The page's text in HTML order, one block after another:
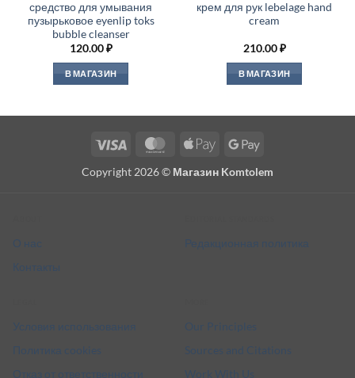
средство для умывания
пузырьковое eyenlip toks
bubble cleanser
120.00₽
В МАГАЗИН
крем для рук lebelage hand
cream
210.00₽
В МАГАЗИН
Visa MasterCardApple
Google
Copyright 2026 © Магазин Komtolem
О нас
Контакты
Редакционная политика
Условия использования
Политика cookies
Отказ от ответственности
Our Principles
Sources and Citations
Work With Us